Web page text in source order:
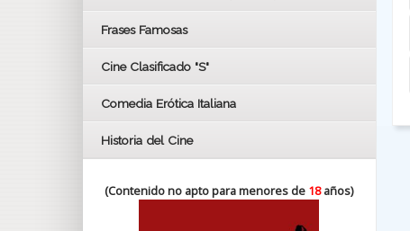
Frases Famosas
Cine Clasificado "S"
Comedia Erótica Italiana
Historia del Cine
(Contenido no apto para menores de 18años)